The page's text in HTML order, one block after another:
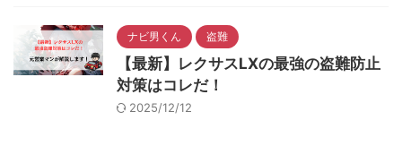
ナビ男くん 盗難
【最新】レクサスLXの最強の盗難防止
対策はコレだ！
2025/12/12